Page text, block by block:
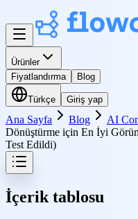
Ürünler
Fiyatlandırma
Blog
Türkçe Giriş yap
Ana Sayfa Blog AI
Dönüştürme için En İyi
Test Edildi)
İçerik tablosu